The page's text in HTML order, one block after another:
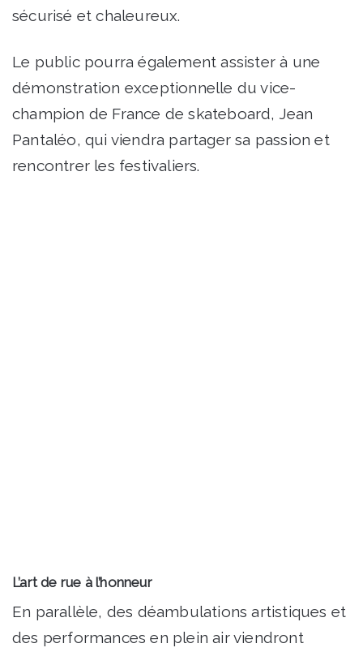
sécurisé et chaleureux.
Le public pourra également assister à une
démonstration exceptionnelle du vice-
champion de France de skateboard, Jean
Pantaléo, qui viendra partager sa passion et
rencontrer les festivaliers.
L’art de rue à l’honneur
En parallèle, des déambulations artistiques et
des performances en plein air viendront